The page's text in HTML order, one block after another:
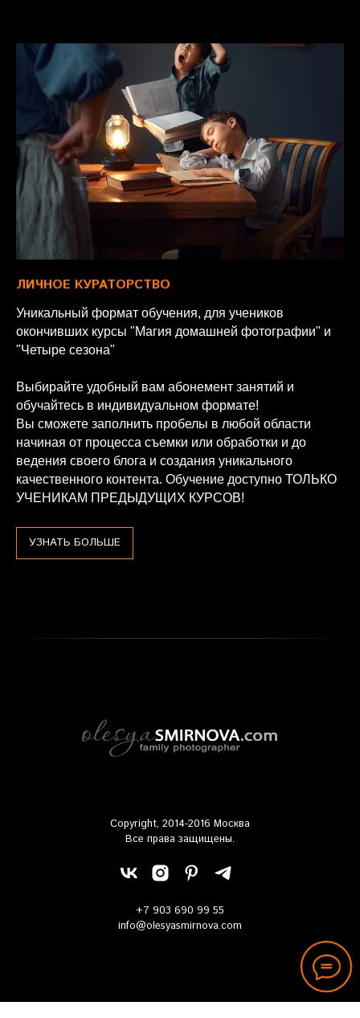
ЛИЧНОЕ КУРАТОРСТВО
Уникальный формат обучения, для учеников
окончивших курсы "Магия домашней фотографии" и
"Четыре сезона"
Выбирайте удобный вам абонемент занятий и
обучайтесь в индивидуальном формате!
Вы сможете заполнить пробелы в любой области
начиная от процесса съемки или обработки и до
ведения своего блога и создания уникального
качественного контента. Обучение доступно ТОЛЬКО
УЧЕНИКАМ ПРЕДЫДУЩИХ КУРСОВ!
УЗНАТЬ БОЛЬШЕ
Copyright, 2014-2016 Москва
Все права защищены.
+7 903 690 99 55
info@olesyasmirnova.com